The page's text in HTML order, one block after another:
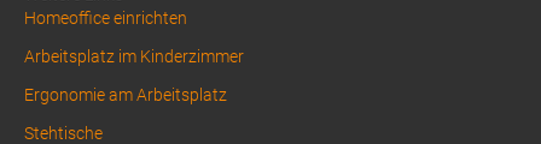
Homeoffice einrichten
Arbeitsplatz im Kinderzimmer
Ergonomie am Arbeitsplatz
Stehtische